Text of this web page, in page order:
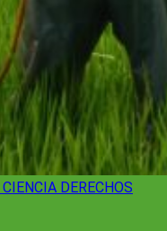
CIENCIA DERECHOS